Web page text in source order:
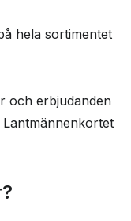
hela sortimentet
och erbjudanden